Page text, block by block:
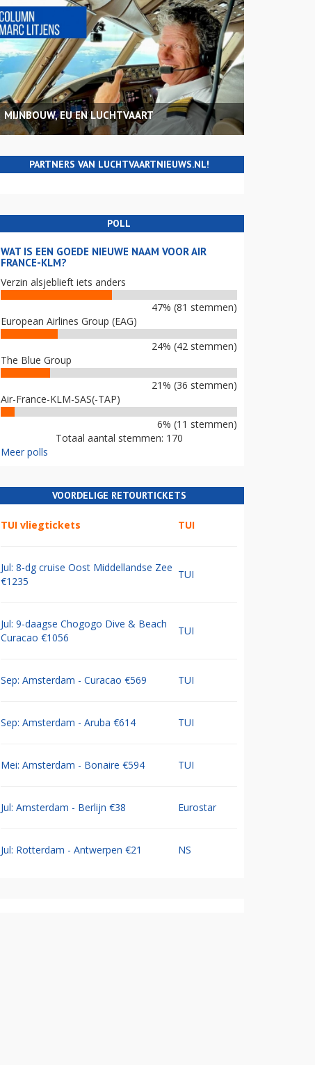
MIJNBOUW, EU EN LUCHTVAART
PARTNERS VAN LUCHTVAARTNIEUWS.NL!
POLL
WAT IS EEN GOEDE NIEUWE NAAM VOOR AIR
FRANCE-KLM?
Verzin alsjeblieft iets anders
47% (81 stemmen)
European Airlines Group (EAG)
24% (42 stemmen)
The Blue Group
21% (36 stemmen)
Air-France-KLM-SAS(-TAP)
6% (11 stemmen)
Totaal aantal stemmen: 170
Meer polls
VOORDELIGE RETOURTICKETS
TUI vliegtickets TUI
Jul: 8-dg cruise Oost Middellandse Zee
€1235
TUI
Jul: 9-daagse Chogogo Dive & Beach
Curacao €1056
TUI
Sep: Amsterdam - Curacao €569 TUI
Sep: Amsterdam - Aruba €614 TUI
Mei: Amsterdam - Bonaire €594 TUI
Jul: Amsterdam - Berlijn €38 Eurostar
Jul: Rotterdam - Antwerpen €21 NS